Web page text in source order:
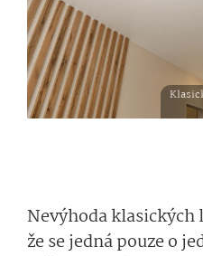
Nevýhoda
že se jedná pouze o